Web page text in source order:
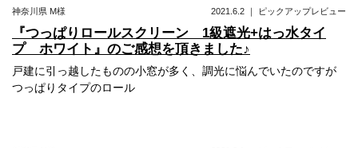
神奈川県 M様 2021.6.2 ｜ ピックアップレビュー
『つっぱりロールスクリーン 1級遮光+はっ水タイ
プ ホワイト』のご感想を頂きました♪
戸建に引っ越したものの小窓が多く、調光に悩んでいたのですが
つっぱりタイプのロール